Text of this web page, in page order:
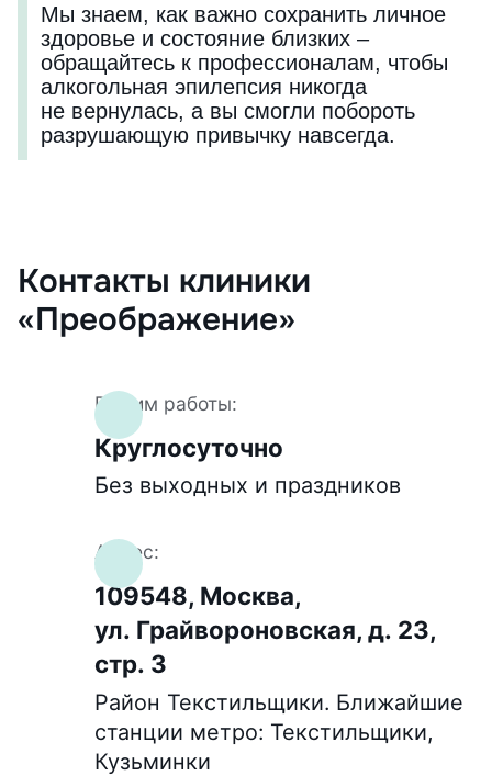
Мы знаем, как важно сохранить личное
здоровье и состояние близких –
обращайтесь к профессионалам, чтобы
алкогольная эпилепсия никогда
не вернулась, а вы смогли побороть
разрушающую привычку навсегда.
Контакты клиники
«Преображение»
Режим работы:
Круглосуточно
Без выходных и праздников
Адрес:
109548, Москва,
ул. Грайвороновская, д. 23,
стр. 3
Район Текстильщики. Ближайшие
станции метро: Текстильщики,
Кузьминки